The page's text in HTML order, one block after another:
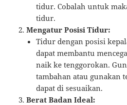
tidur. Cobalah untuk
tidur.
Mengatur Posisi Tidur:
Tidur dengan posisi
dapat membantu
naik ke tenggorokan.
tambahan atau gunakan
dapat di sesuaikan.
Berat Badan Ideal: